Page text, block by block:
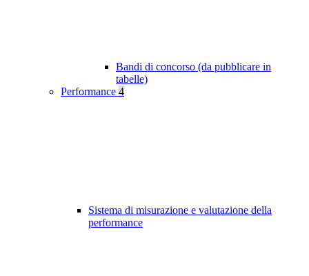
Bandi di concorso (da pubblicare in
tabelle)
Performance 4
Sistema di misurazione e valutazione della
performance